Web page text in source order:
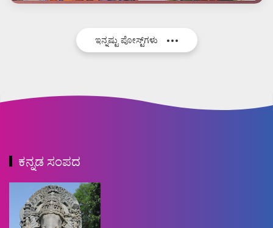
ಇನ್ನಷ್ಟು ಪೋಸ್ಟ್‌ಗಳು
ಕನ್ನಡ ಸಂಪದ